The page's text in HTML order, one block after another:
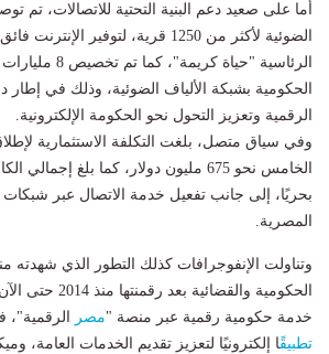
أما على صعيد دعم البنية التحتية للاتصالات، تم
الضوئية لأكثر من 1250 قرية، لتوفير
الرئاسية "حياة
الحكومية بشبكة الألياف الضوئية، وذلك في إطار
الرقمية وتعزيز التحول نحو الحكومة الإلكترونية.
وفي سياق متصل، بلغت التكلفة الاستثمارية
بحريًا، إلى جانب تفعيل خدمة الاتصال عبر
المصرية.
وتناولت الإنفوجرافات كذلك التطور الذي شهدته
خدمة حكومية رقمية عبر منصة "مصر
الرقمية"،
تطبيق